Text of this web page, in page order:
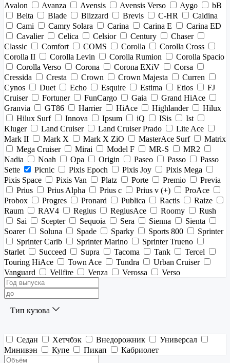
Avalon
Avanza Avensis Avensis Verso Aygo
bB
Belta
Blade Blizzard Brevis C-HR
Caldina
Cami
Camry Solara Carina Carina E
Carina ED
Cavalier
Celica Celsior Century
Chaser
Classic
Comfort COMS Corolla
Corolla Cross
Corolla II
Corolla Levin Corolla Rumion
Corolla Spacio
Corolla Verso
Corona Corona EXiV
Corsa
Cressida
Cresta Crown Crown Majesta
Curren
Cynos
Duet Echo Esquire Estima Etios
FJ
Cruiser
Fortuner FunCargo Gaia
Grand HiAce
Granvia
GT86 Harrier HiAce Highlander
Hilux
Hilux Surf
Innova Ipsum iQ ISis
Ist
Kluger
Land Cruiser Land Cruiser Prado
Lite Ace
Mark II
Mark X Mark X ZiO MasterAce Surf
Matrix
Mega Cruiser
Mirai Model F MR-S
MR2
Nadia
Noah Opa Origin Paseo Passo
Passo
Sette
Picnic Pixis Epoch Pixis Joy
Pixis Mega
Pixis Space
Pixis Van Platz Porte Premio
Previa
Prius
Prius Alpha Prius c Prius v (+)
ProAce
Probox
Progres Pronard Publica Ractis
Raize
Raum
RAV4 Regius RegiusAce Roomy
Rush
Sai
Scepter Sequoia Sera Sienna
Sienta
Soarer
Soluna Spade Sparky Sports 800
Sprinter
Sprinter Carib
Sprinter Marino
Sprinter Trueno
Starlet
Succeed Supra Tacoma Tank
Tercel
Touring HiAce
Town Ace Tundra
Urban Cruiser
Vanguard
Vellfire Venza Verossa Verso
Тип кузова
Седан Хетчбэк Внедорожник
Универсал
Минивэн
Купе Пикап Кабриолет